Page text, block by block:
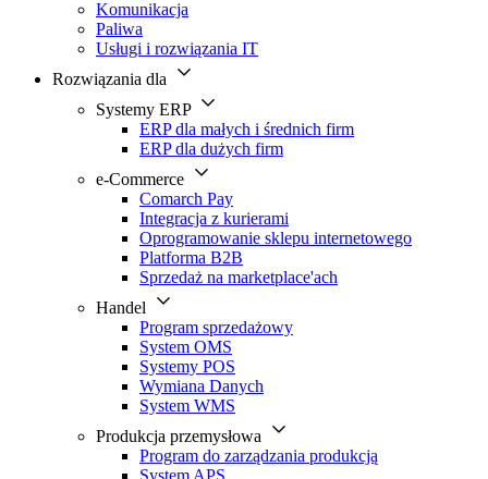
Komunikacja
Paliwa
Usługi i rozwiązania IT
Rozwiązania dla
Systemy ERP
ERP dla małych i średnich firm
ERP dla dużych firm
e-Commerce
Comarch Pay
Integracja z kurierami
Oprogramowanie sklepu internetowego
Platforma B2B
Sprzedaż na marketplace'ach
Handel
Program sprzedażowy
System OMS
Systemy POS
Wymiana Danych
System WMS
Produkcja przemysłowa
Program do zarządzania produkcją
System APS